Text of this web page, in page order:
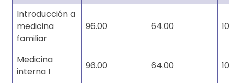
Introducción a
medicina
familiar
96.00 64.00
Medicina
interna I
96.00 64.00